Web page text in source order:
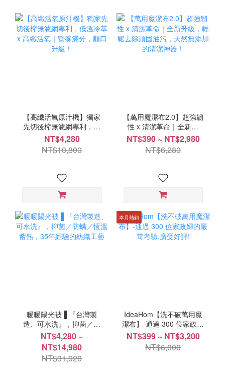
【高纖活氧原汁機】獨家
先切後榨無濾網專利，低
溫冷萃 x 高纖活氧｜營養
滿分，順口升級！
NT$4,280
NT$10,800
【萬用魔潔布2.0】超強韌
性 x 清潔革命｜全新升
級，輕鬆去除頑固油污，
天然無添加的清潔神器！
NT$390 ~ NT$2,980
NT$6,280
暖暖陽光被▐ 『台灣製
造、可水洗』，抑菌／防
螨／恆溫蓄熱，35年經驗
的紡織工藝
NT$4,280 ~
NT$14,980
NT$31,920
本月熱銷
IdeaHom【洗不破萬用魔
潔布】-通過 300 位家政婦
的嚴苛考驗,廣受好評!
NT$399 ~ NT$3,200
NT$6,000